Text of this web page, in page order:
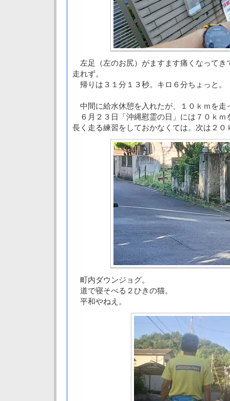
左足（左のお尻）がますます痛くなってき
走れず。
帰りは３１分１３秒。キロ６分ちょっと。
中間に給水休憩を入れたが、１０ｋｍを走
６月２３日「沖縄慰霊の日」には７０ｋｍ
長く走る練習をしておかなくては。次は２０
町内ダウンジョグ。
道で寝そべる２ひきの猫。
平和やねえ。